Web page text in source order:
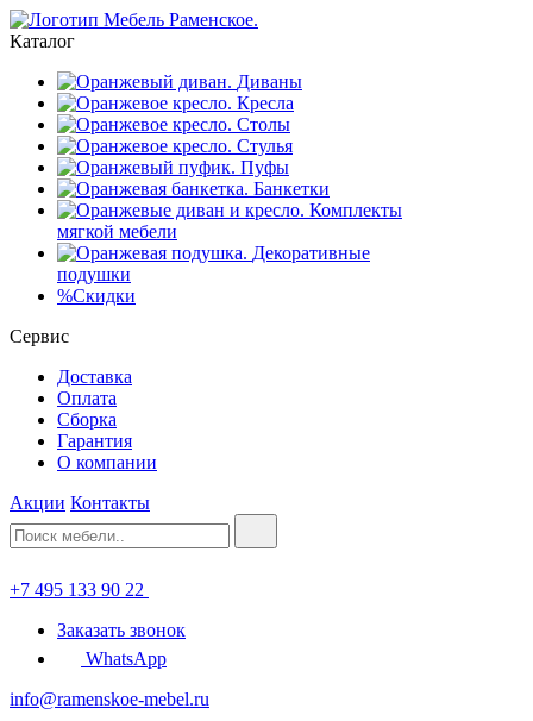
Каталог
Диваны
Кресла
Столы
Стулья
Пуфы
Банкетки
Комплекты
мягкой мебели
Декоративные
подушки
%Скидки
Сервис
Доставка
Оплата
Сборка
Гарантия
О компании
Акции Контакты
+7 495 133 90 22
Заказать звонок
WhatsApp
info@ramenskoe-mebel.ru